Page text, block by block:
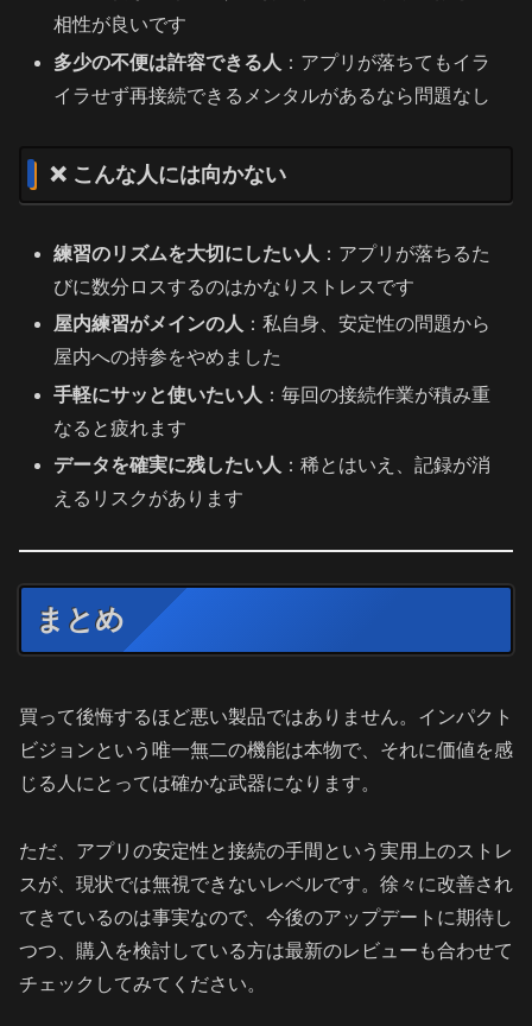
相性が良いです
多少の不便は許容できる人 ：アプリが落ちてもイラ
イラせず再接続できるメンタルがあるなら問題なし
❌ こんな人には向かない
練習のリズムを大切にしたい人 ：アプリが落ちるた
びに数分ロスするのはかなりストレスです
屋内練習がメインの人 ：私自身、安定性の問題から
屋内への持参をやめました
手軽にサッと使いたい人 ：毎回の接続作業が積み重
なると疲れます
データを確実に残したい人 ：稀とはいえ、記録が消
えるリスクがあります
まとめ
買って後悔するほど悪い製品ではありません。インパクト
ビジョンという唯一無二の機能は本物で、それに価値を感
じる人にとっては確かな武器になります。
ただ、アプリの安定性と接続の手間という実用上のストレ
スが、現状では無視できないレベルです。徐々に改善され
てきているのは事実なので、今後のアップデートに期待し
つつ、購入を検討している方は最新のレビューも合わせて
チェックしてみてください。